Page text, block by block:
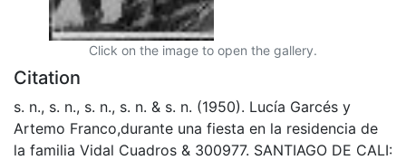
Click on the image to open the gallery.
Citation
s. n., s. n., s. n., s. n. & s. n. (1950). Lucía Garcés y
Artemo Franco,durante una fiesta en la residencia de
la familia Vidal Cuadros & 300977. SANTIAGO DE CALI: